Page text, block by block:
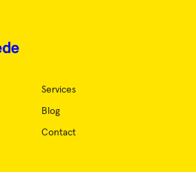
Services
Blog
Contact